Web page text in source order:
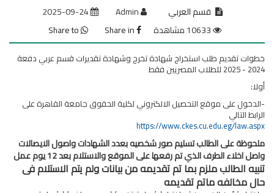
قسم العربي
خطوات تقديم طلب استخراج شهادة تخرج وشهادة تقديرات قسم عربي دفعة
2024 - 2025 للطلاب المصريين فقط
أولا:
-الدخول على موقع التحصيل الالكتروني لكلية الحقوق جامعة القاهرة على
الرابط التالي
https://www.ckes.cu.edu.eg/law.aspx
ملحوظة على الطالب تسليم صور شخصيه بعدد الشهادات واصول الايصالات
واصل اخلاء الطرف الذي تم رفعها على الموقع والاستلام بعد 12 يوم عمل
تنبيه الطالب ملزم بما تم تقديمه من بيانات ولم يتم الاستلام فى
حال مخالفه ماتم تقديمه